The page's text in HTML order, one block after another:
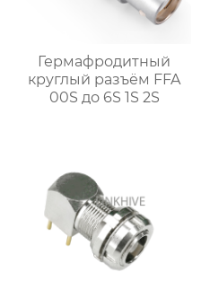
Гермафродитный
круглый разъём FFA
00S до 6S 1S 2S